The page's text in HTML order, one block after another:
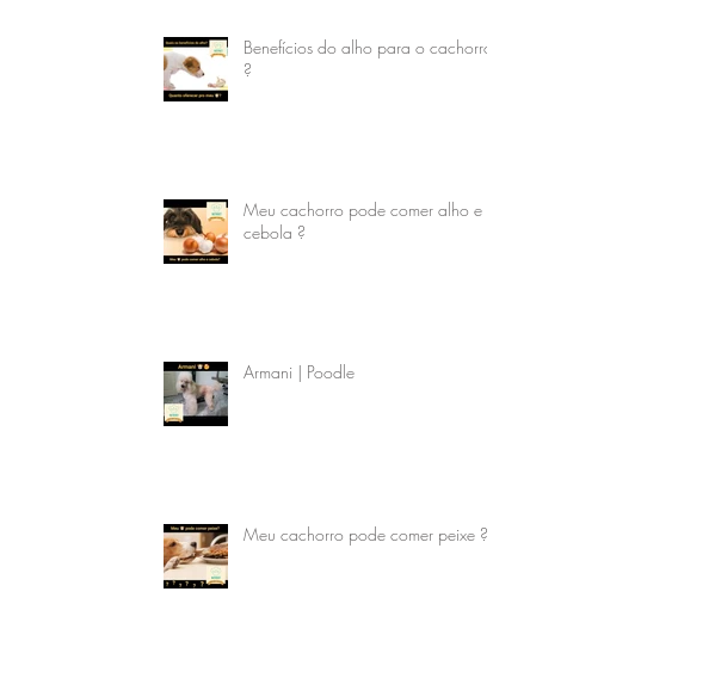
Benefícios do alho para o cachorro
?
Meu cachorro pode comer alho e
cebola ?
Armani | Poodle
Meu cachorro pode comer peixe ?